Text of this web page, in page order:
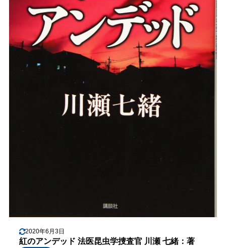
2020年6月3日
紅のアンデッド 法医昆虫学捜査官 川瀬 七緒：著